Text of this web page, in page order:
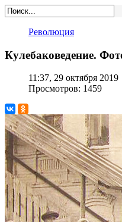
Революция
Кулебаковедение.
11:37, 29 октября 2019
Просмотров: 1459